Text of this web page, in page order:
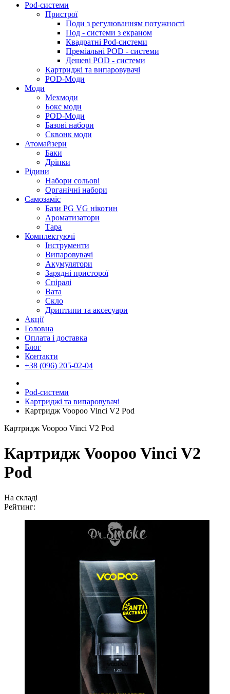
Pod-системи
Пристрої
Поди з регулюванням потужності
Под - системи з екраном
Квадратні Pod-системи
Преміальні POD - системи
Дешеві POD - системи
Картриджі та випаровувачі
POD-Моди
Моди
Мехмоди
Бокс моди
POD-Моди
Базові набори
Сквонк моди
Атомайзери
Баки
Дріпки
Рідини
Набори сольові
Органічні набори
Самозаміс
Бази PG VG нікотин
Ароматизатори
Тара
Комплектуючі
Інструменти
Випаровувачі
Акумулятори
Зарядні присторої
Спіралі
Вата
Скло
Дриптипи та аксесуари
Акції
Головна
Оплата і доставка
Блог
Контакти
+38 (096) 205-02-04
Pod-системи
Картриджі та випаровувачі
Картридж Voopoo Vinci V2 Pod
Картридж Voopoo Vinci V2 Pod
Картридж Voopoo Vinci V2
Pod
На складі
Рейтинг: